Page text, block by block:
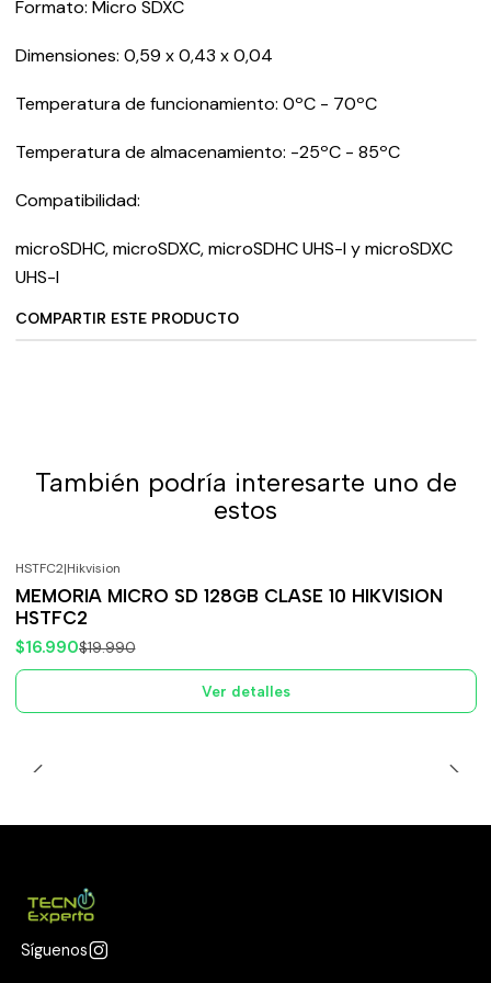
Formato: Micro SDXC
Dimensiones: 0,59 x 0,43 x 0,04
Temperatura de funcionamiento: 0ºC - 70ºC
Temperatura de almacenamiento: -25ºC - 85ºC
Compatibilidad:
microSDHC, microSDXC, microSDHC UHS-I y microSDXC
UHS-I
COMPARTIR ESTE PRODUCTO
También podría interesarte uno de
estos
Agotado
HSTFC2|Hikvision
MEMORIA MICRO SD 128GB CLASE 10 HIKVISION
HSTFC2
$16.990$19.990
Ver detalles
Síguenos